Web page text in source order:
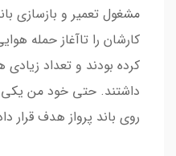
مشغول تعمیر و بازسازی
کارشان را تاآغاز حمله
کرده بودند و تعداد زیادی
داشتند. حتی خود من یکی
روی باند پرواز هدف قرار